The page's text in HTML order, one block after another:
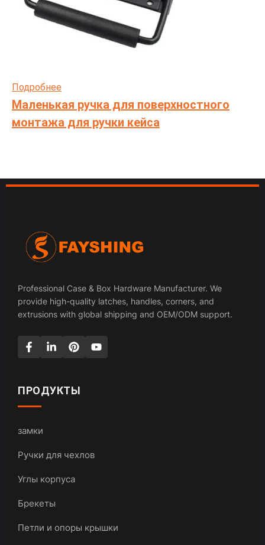
Подробнее
Маленькая ручка для поверхностного
монтажа для ручки кейса
Professional Case & Box Hardware Manufacturer. We
provide high-quality latches, handles, corners, and
extrusions with global shipping and OEM/ODM support.
ПРОДУКТЫ
замки
Ручки для чехлов
Углы корпуса
Брекеты
Петли и опоры крышки